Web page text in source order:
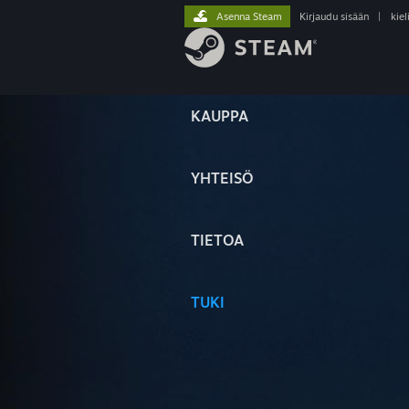
KAUPPA
YHTEISÖ
TIETOA
TUKI
Asenna Steam Kirjaudu sisään kieli